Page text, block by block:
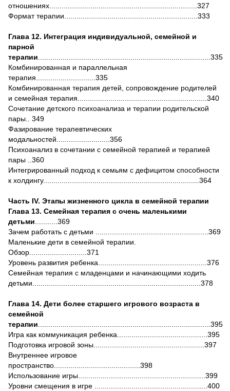
отношениях........................................................................327
Формат терапии.................................................................333
Глава 12. Интеграция индивидуальной, семейной и
парной
терапии ....................................................................................335
Комбинированная и параллельная
терапия.............................335
Комбинированная терапия детей, сопровождение родителей
и семейная терапия...............................................................340
Сочетание детского психоанализа и терапии родительской
пары.. 349
Фазирование терапевтических
модальностей..........................356
Психоанализ в сочетании с семейной терапией и терапией
пары ..360
Интегрированный подход к семьям с дефицитом способности
к холдингу............................................................................364
Часть IV. Этапы жизненного цикла в семейной терапии
Глава 13. Семейная терапия с очень маленькими
детьми ...........369
Зачем работать с детьми .......................................................369
Маленькие дети в семейной терапии.
Обзор............................371
Уровень развития ребенка.....................................................376
Семейная терапия с младенцами и начинающими ходить
детьми..................................................................................378
Глава 14. Дети более старшего игрового возраста в
семейной
терапии ....................................................................................395
Игра как коммуникация ребенка............................................395
Подготовка игровой зоны......................................................397
Внутреннее игровое
пространство..........................................398
Использование игры..............................................................399
Уровни смещения в игре .......................................................400